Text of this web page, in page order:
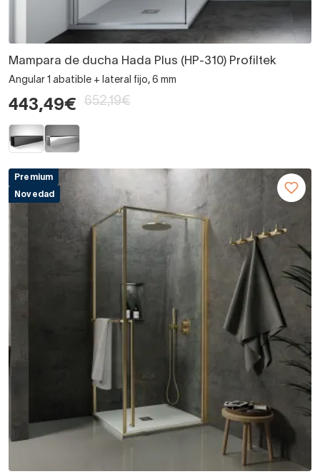
Mampara de ducha Hada Plus (HP-310) Profiltek
Angular 1 abatible + lateral fijo, 6 mm
443,49€ 652,19€
Premium
Novedad